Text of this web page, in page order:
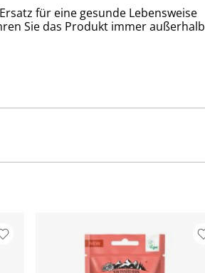
für eine gesunde Lebensweise
Sie das Produkt immer außerhalb